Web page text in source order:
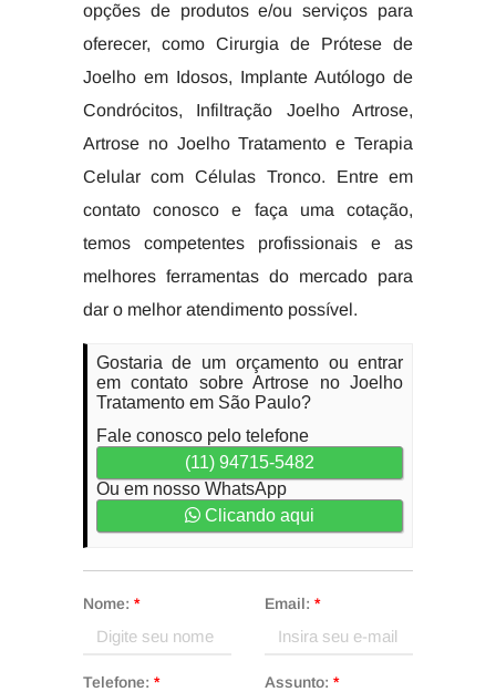
opções de produtos e/ou serviços para
oferecer, como Cirurgia de Prótese de
Joelho em Idosos, Implante Autólogo de
Condrócitos, Infiltração Joelho Artrose,
Artrose no Joelho Tratamento e Terapia
Celular com Células Tronco. Entre em
contato conosco e faça uma cotação,
temos competentes profissionais e as
melhores ferramentas do mercado para
dar o melhor atendimento possível.
Gostaria de um orçamento ou entrar
em contato sobre Artrose no Joelho
Tratamento em São Paulo?
Fale conosco pelo telefone
(11) 94715-5482
Ou em nosso WhatsApp
Clicando aqui
Nome: * Email: *
Telefone: * Assunto: *